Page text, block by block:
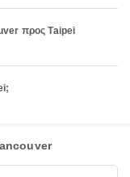
προς Taipei